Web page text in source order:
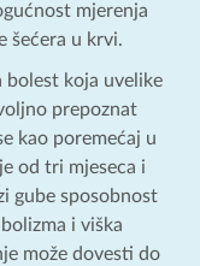
mjerenja
šećera u krvi.
bolest koja uvelike
prepoznat
kao poremećaj u
od tri mjeseca i
gube sposobnost
i viška
može dovesti do